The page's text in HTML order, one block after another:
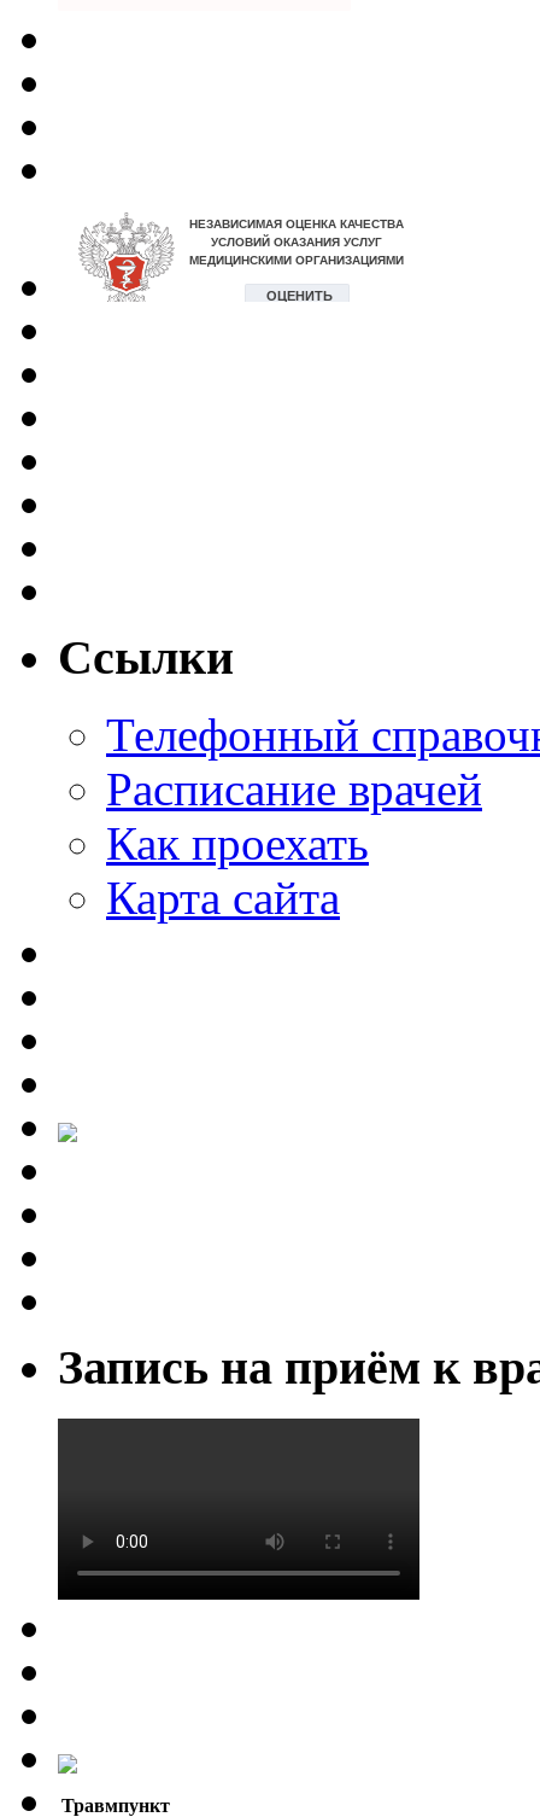
Ссылки
Телефонный
Расписание врачей
Как проехать
Карта сайта
Запись на приём к
Травмпункт